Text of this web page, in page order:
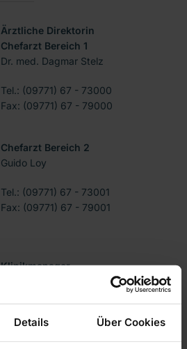
Details Über Cookies
Ärztliche Direktorin
Chefarzt Bereich 1
Dr. med. Dagmar Stelz
Tel.: (09771) 67 - 73000
Fax: (09771) 67 - 79000
Chefarzt Bereich 2
Guido Loy
Tel.: (09771) 67 - 73001
Fax: (09771) 67 - 79001
Klinikmanager
F. 09771 67-79002